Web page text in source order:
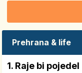
Prehrana & life
1. Raje bi pojedel